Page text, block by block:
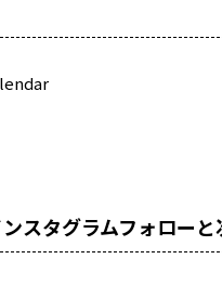
スタグラムフォロー